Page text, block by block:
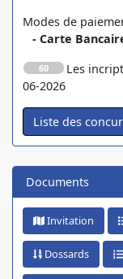
Modes de
- Carte
60
Les
06-2026
Documents
Invitation
Dossards